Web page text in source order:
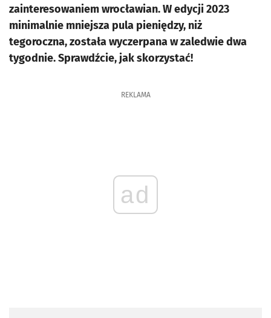
zainteresowaniem wrocławian. W edycji 2023
minimalnie mniejsza pula pieniędzy, niż
tegoroczna, została wyczerpana w zaledwie dwa
tygodnie. Sprawdźcie, jak skorzystać!
REKLAMA
ad